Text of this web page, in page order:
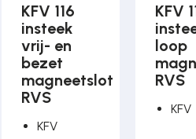
KFV 116
insteek
vrij- en
bezet
magneetslot
RVS
KFV
KFV
loop
RVS
KFV